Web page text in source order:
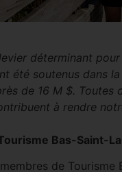
déterminant
été soutenus dans la
de 16 M $. Toutes
à rendre
Bas-Saint-
de Tourisme